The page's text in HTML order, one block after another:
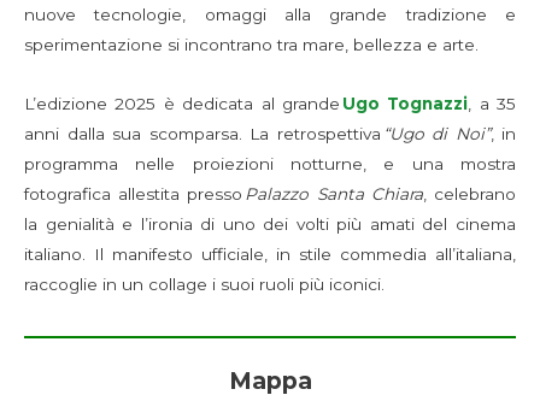
nuove tecnologie, omaggi alla grande tradizione e
sperimentazione si incontrano tra mare, bellezza e arte.
L’edizione 2025 è dedicata al grande Ugo Tognazzi, a 35
anni dalla sua scomparsa. La retrospettiva “Ugo di Noi”, in
programma nelle proiezioni notturne, e una mostra
fotografica allestita presso Palazzo Santa Chiara, celebrano
la genialità e l’ironia di uno dei volti più amati del cinema
italiano. Il manifesto ufficiale, in stile commedia all’italiana,
raccoglie in un collage i suoi ruoli più iconici.
Mappa